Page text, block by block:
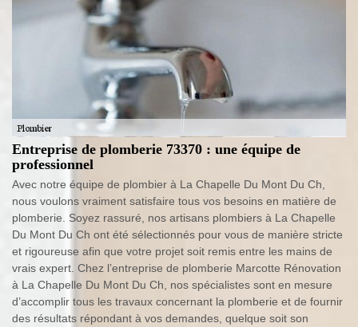
Entreprise de plomberie 73370 : une équipe de
professionnel
Avec notre équipe de plombier à La Chapelle Du Mont Du Ch,
nous voulons vraiment satisfaire tous vos besoins en matière de
plomberie. Soyez rassuré, nos artisans plombiers à La Chapelle
Du Mont Du Ch ont été sélectionnés pour vous de manière stricte
et rigoureuse afin que votre projet soit remis entre les mains de
vrais expert. Chez l’entreprise de plomberie Marcotte Rénovation
à La Chapelle Du Mont Du Ch, nos spécialistes sont en mesure
d’accomplir tous les travaux concernant la plomberie et de fournir
des résultats répondant à vos demandes, quelque soit son